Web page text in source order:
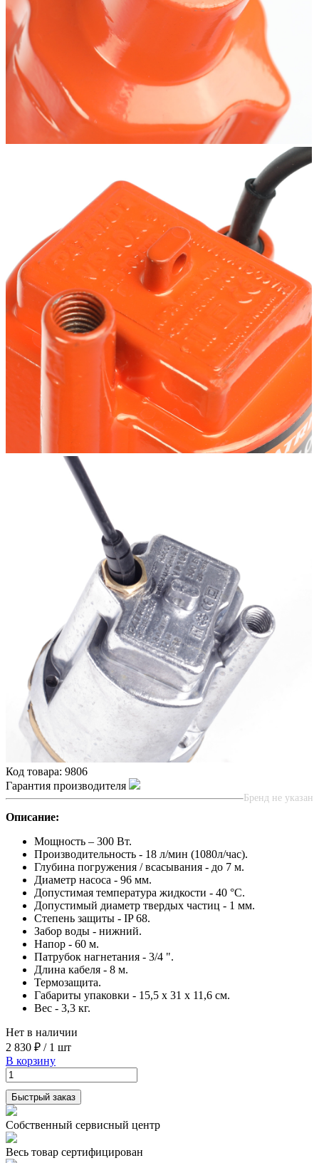
Код товара: 9806
Гарантия производителя
Бренд не указан
Описание:
Мощность – 300 Вт.
Производительность - 18 л/мин (1080л/час).
Глубина погружения / всасывания - до 7 м.
Диаметр насоса - 96 мм.
Допустимая температура жидкости - 40 °С.
Допустимый диаметр твердых частиц - 1 мм.
Степень защиты - IP 68.
Забор воды - нижний.
Напор - 60 м.
Патрубок нагнетания - 3/4 ".
Длина кабеля - 8 м.
Термозащита.
Габариты упаковки - 15,5 х 31 х 11,6 см.
Вес - 3,3 кг.
Нет в наличии
2 830 ₽ / 1 шт
В корзину
Быстрый заказ
Собственный сервисный центр
Весь товар сертифицирован